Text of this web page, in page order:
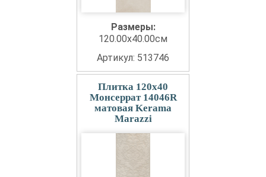
Размеры:
120.00x40.00см
Артикул: 513746
Плитка 120x40
Монсеррат 14046R
матовая Kerama
Marazzi